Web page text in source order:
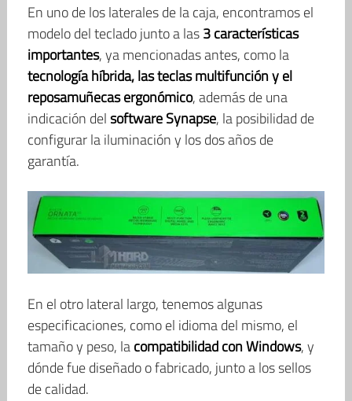
En uno de los laterales de la caja, encontramos el
modelo del teclado junto a las3 características
importantes, ya mencionadas antes, como la
tecnología híbrida, las teclas multifunción y el
reposamuñecas ergonómico, además de una
indicación delsoftware Synapse, la posibilidad de
configurar la iluminación y los dos años de
garantía.
En el otro lateral largo, tenemos algunas
especificaciones, como el idioma del mismo, el
tamaño y peso, lacompatibilidad con Windows, y
dónde fue diseñado o fabricado, junto a los sellos
de calidad.